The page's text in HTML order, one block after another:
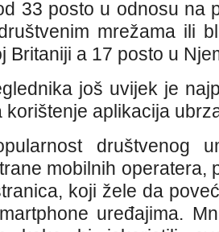
33 posto u odnosu na
mrežama ili
Britaniji a 17 posto u
još uvijek je
korištenje aplikacija
društvenog
mobilnih operatera,
koji žele da
uređajima.